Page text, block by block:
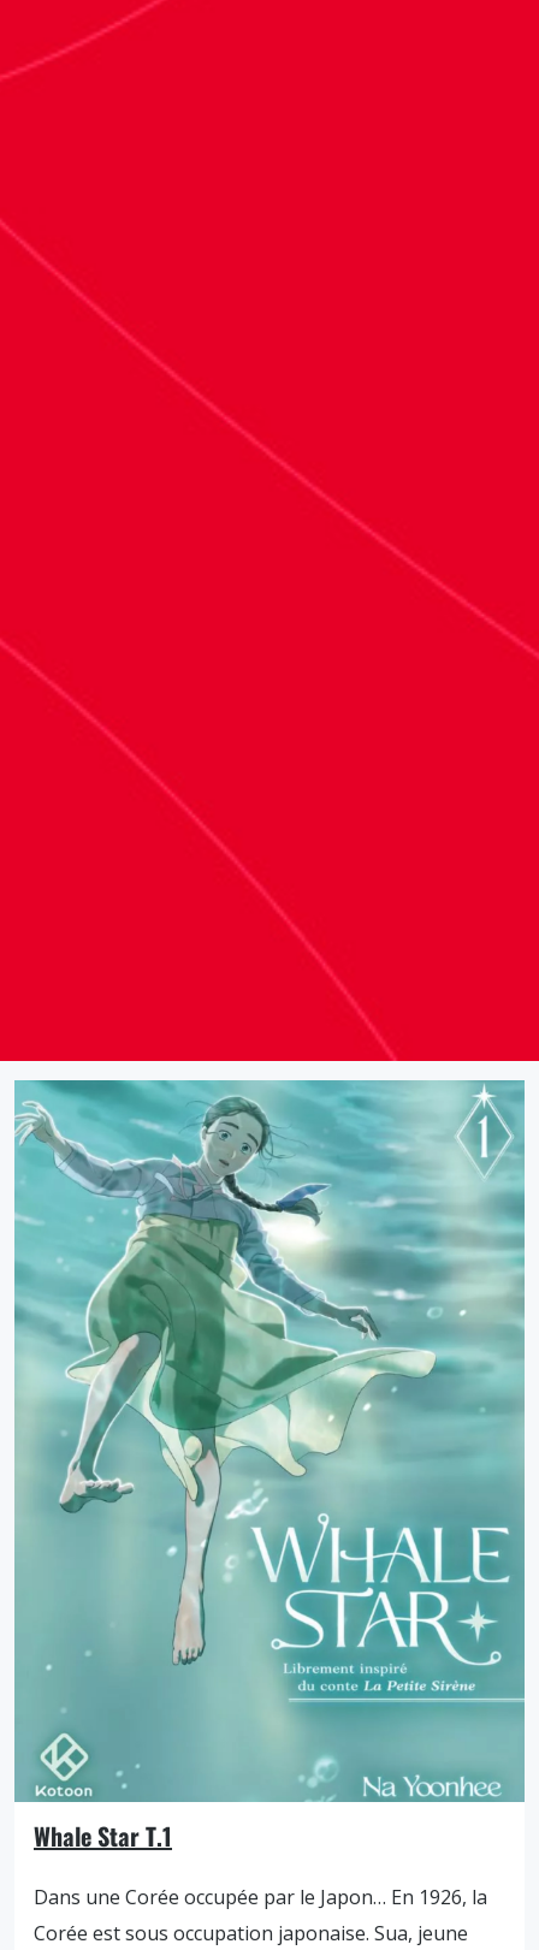
Whale Star T.1
Dans une Corée occupée par le Japon… En 1926, la
Corée est sous occupation japonaise. Sua, jeune